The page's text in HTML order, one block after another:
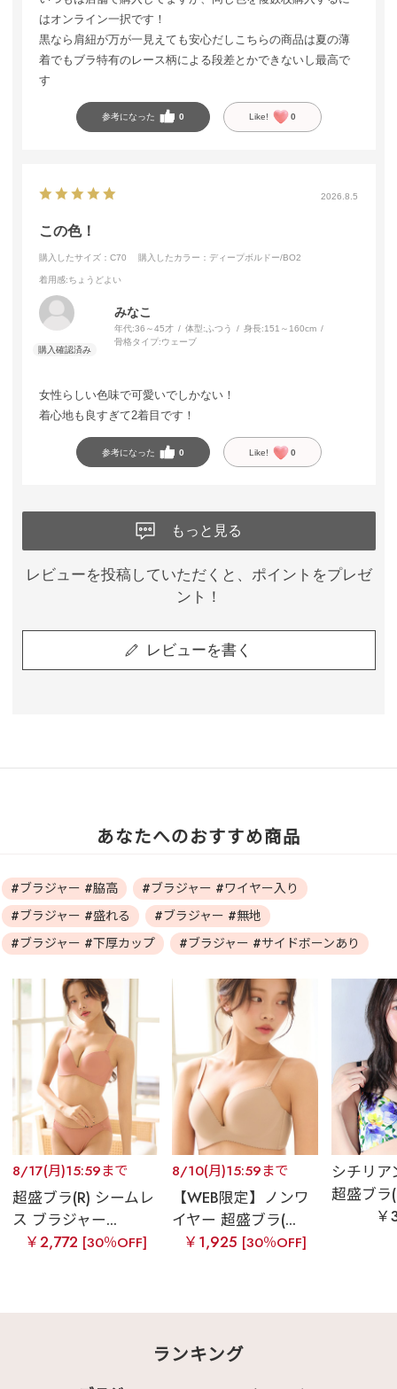
はオンライン一択です！
黒なら肩紐が万が一見えても安心だしこちらの商品は夏の薄
着でもブラ特有のレース柄による段差とかできないし最高で
す
参考になった 0 Like! 0
2026.8.5
この色！
購入したサイズ：C70 購入したカラー：ディープボルドー/BO2
着用感:ちょうどよい
みなこ
年代:36～45才 体型:ふつう 身長:151～160cm
骨格タイプ:ウェーブ
女性らしい色味で可愛いでしかない！
着心地も良すぎて2着目です！
参考になった 0 Like! 0
もっと見る
レビューを投稿していただくと、ポイントをプレゼ
ント！
レビューを書く
あなたへのおすすめ商品
#ブラジャー #脇高
#ブラジャー #ワイヤー入り
#ブラジャー #盛れる
#ブラジャー #無地
#ブラジャー #下厚カップ
#ブラジャー #サイドボーンあり
8/17(月)15:59まで
超盛ブラ(R) シームレ
ス ブラジャー...
￥2,772 [30％OFF]
8/10(月)15:59まで
【WEB限定】ノンワ
イヤー 超盛ブラ(...
￥1,925 [30％OFF]
シチリア
超盛ブラ
ランキング